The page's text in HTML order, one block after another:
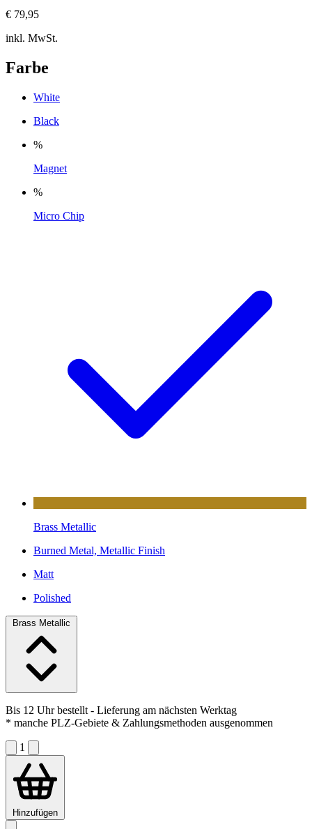
€ 79,95
inkl. MwSt.
Farbe
White
Black
%
Magnet
%
Micro Chip
Brass Metallic
Burned Metal, Metallic Finish
Matt
Polished
Brass Metallic
Bis 12 Uhr bestellt - Lieferung am nächsten Werktag
* manche PLZ-Gebiete & Zahlungsmethoden ausgenommen
1
Hinzufügen